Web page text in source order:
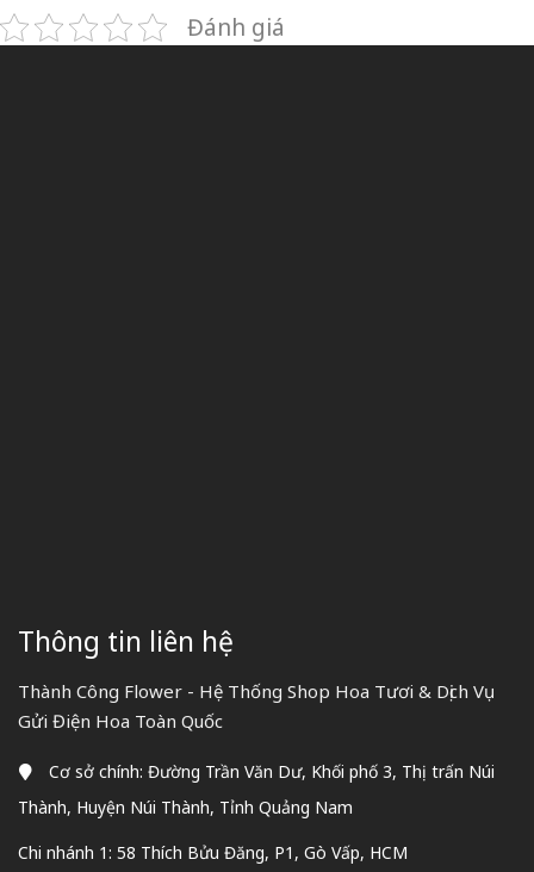
Đánh giá
Thông tin liên hệ
Thành Công Flower - Hệ Thống Shop Hoa Tươi & Dịch Vụ
Gửi Điện Hoa Toàn Quốc
Cơ sở chính: Đường Trần Văn Dư, Khối phố 3, Thị trấn Núi
Thành, Huyện Núi Thành, Tỉnh Quảng Nam
Chi nhánh 1: 58 Thích Bửu Đăng, P1, Gò Vấp, HCM